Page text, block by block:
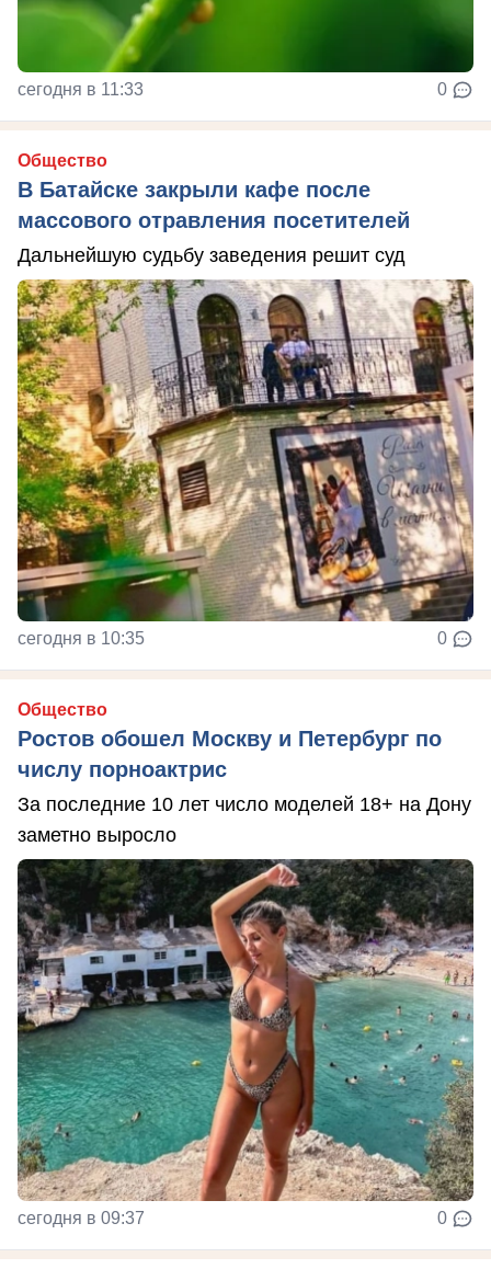
сегодня в 11:33 0
Общество
В Батайске закрыли кафе после
массового отравления посетителей
Дальнейшую судьбу заведения решит суд
сегодня в 10:35 0
Общество
Ростов обошел Москву и Петербург по
числу порноактрис
За последние 10 лет число моделей 18+ на Дону
заметно выросло
сегодня в 09:37 0